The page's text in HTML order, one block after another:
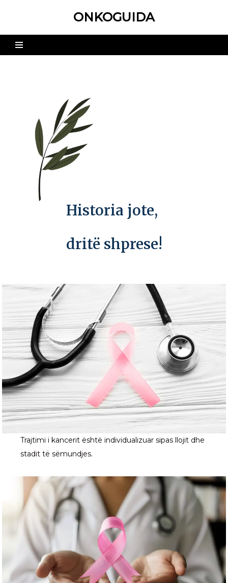
to
content
ONKOGUIDA
Historia jote,
dritë shprese!
Trajtimi i kancerit është individualizuar sipas llojit dhe
stadit të sëmundjes.